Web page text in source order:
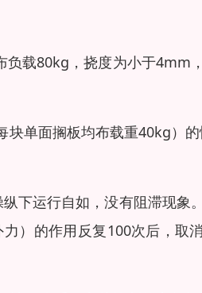
载80kg，挠度为小于4mm
单面搁板均布载重40kg）
下运行自如，没有阻滞现象
）的作用反复100次后，取